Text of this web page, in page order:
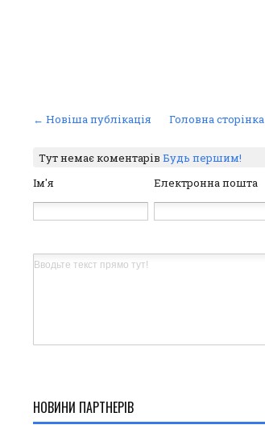
← Новіша публікація Головна сторінка
Тут немає коментарів Будь першим!
Ім'я
Електронна пошта
НОВИНИ ПАРТНЕРІВ